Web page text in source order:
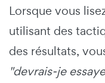
Lorsque vous
utilisant des
des résultats,
"devrais-je